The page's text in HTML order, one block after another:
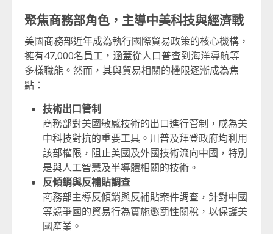
聚焦商務部角色，主導中美科技與經濟戰
美國商務部近年成為執行國際貿易政策的核心機構，
擁有47,000名員工，涵蓋從人口普查到海洋導航等
多樣職能。然而，其與貿易相關的權限逐漸成為焦
點：
技術出口管制
商務部對美國敏感技術的出口進行管制，成為美
中科技對抗的重要工具。川普及拜登政府均利用
該部權限，阻止美國及外國技術流向中國，特別
是與人工智慧及半導體相關的技術。
反傾銷與反補貼調查
商務部主導反傾銷與反補貼案件調查，針對中國
等競爭國的貿易行為實施懲罰性關稅，以保護美
國產業。